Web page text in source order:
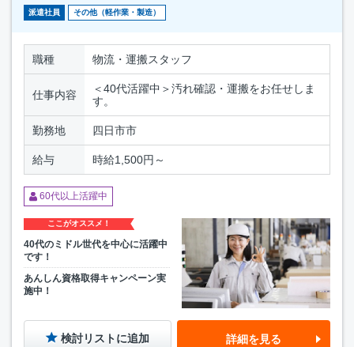
派遣社員 その他（軽作業・製造）
職種 物流・運搬スタッフ
仕事内容
＜40代活躍中＞汚れ確認・運搬をお任せしま
す。
勤務地 四日市市
給与 時給1,500円～
60代以上活躍中
ここがオススメ！
40代のミドル世代を中心に活躍中
です！
あんしん資格取得キャンペーン実
施中！
検討リストに追加 詳細を見る